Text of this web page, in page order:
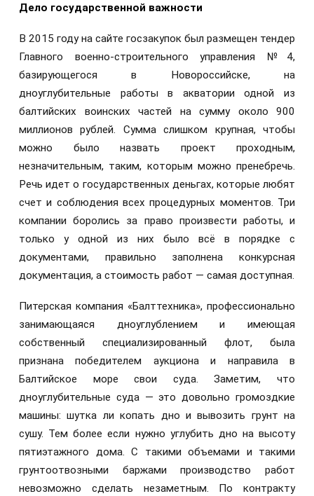
Дело государственной важности
В 2015 году на сайте госзакупок был размещен тендер
Главного военно-строительного управления №4,
базирующегося в Новороссийске, на
дноуглубительные работы в акватории одной из
балтийских воинских частей на сумму около 900
миллионов рублей. Сумма слишком крупная, чтобы
можно было назвать проект проходным,
незначительным, таким, которым можно пренебречь.
Речь идет о государственных деньгах, которые любят
счет и соблюдения всех процедурных моментов. Три
компании боролись за право произвести работы, и
только у одной из них было всё в порядке с
документами, правильно заполнена конкурсная
документация, а стоимость работ — самая доступная.
Питерская компания «Балттехника», профессионально
занимающаяся дноуглублением и имеющая
собственный специализированный флот, была
признана победителем аукциона и направила в
Балтийское море свои суда. Заметим, что
дноуглубительные суда — это довольно громоздкие
машины: шутка ли копать дно и вывозить грунт на
сушу. Тем более если нужно углубить дно на высоту
пятиэтажного дома. С такими объемами и такими
грунтоотвозными баржами производство работ
невозможно сделать незаметным. По контракту